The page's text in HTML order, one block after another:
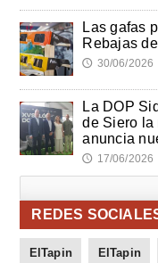
Las gafas
Rebajas
🕔 30/06/2026
La DOP
de Siero la
anuncia
🕔 17/06/2026
REDES
ElTapin ElTapin